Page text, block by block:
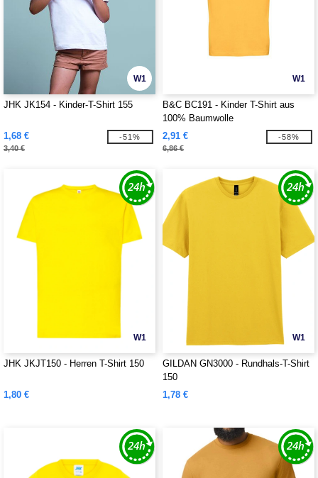
W1
JHK JK154 - Kinder-T-Shirt 155
1,68 €
3,40 €
-51%
W1
B&C BC191 - Kinder T-Shirt aus
100% Baumwolle
2,91 €
6,86 €
-58%
W1
JHK JKJT150 - Herren T-Shirt 150
1,80 €
W1
GILDAN GN3000 - Rundhals-T-Shirt
150
1,78 €